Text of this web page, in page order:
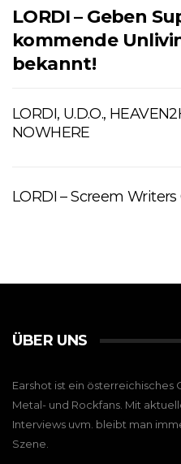
LORDI – Geben
kommende
bekannt!
LORDI, U.D.O.,
NOWHERE
LORDI – Screem Writers
ÜBER UNS
Earshot ist ein österreichisches
Metal- und Rockfans. Mit
Interviews uvm. bleibt man
Szene.